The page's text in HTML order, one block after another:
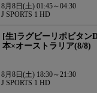
8月8日(土) 01:45～04:30
J SPORTS 1 HD
[生]ラグビーリポビタン
本×オーストラリア(8/8)
8月8日(土) 18:30～21:30
J SPORTS 1 HD